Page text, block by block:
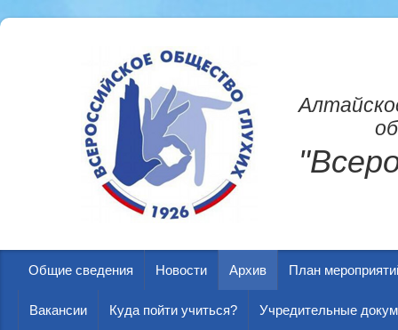
Общие сведения Новости Архив План
Вакансии Куда пойти учиться? Учредительные